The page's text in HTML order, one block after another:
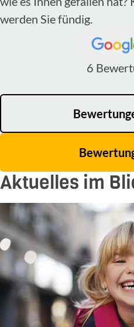
werden Sie fündig.
6
Aktuelles im